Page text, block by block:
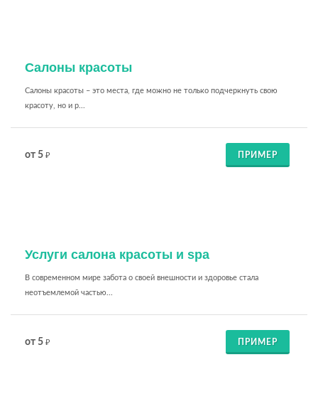
Салоны красоты
Салоны красоты – это места, где можно не только подчеркнуть свою
красоту, но и р...
от 5 ₽ ПРИМЕР
Услуги салона красоты и spa
В современном мире забота о своей внешности и здоровье стала
неотъемлемой частью...
от 5 ₽ ПРИМЕР